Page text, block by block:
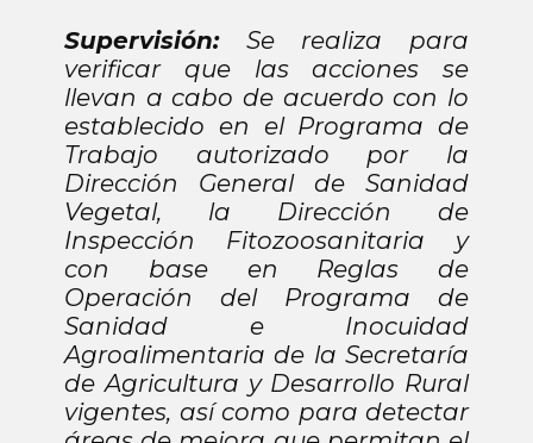
Supervisión:Se realiza para
verificar que las acciones se
llevan a cabo de acuerdo con lo
establecido en el Programa de
Trabajo autorizado por la
Dirección General de Sanidad
Vegetal, la Dirección de
Inspección Fitozoosanitaria y
con base en Reglas de
Operación del Programa de
Sanidad e Inocuidad
Agroalimentaria de la Secretaría
de Agricultura y Desarrollo Rural
vigentes, así como para detectar